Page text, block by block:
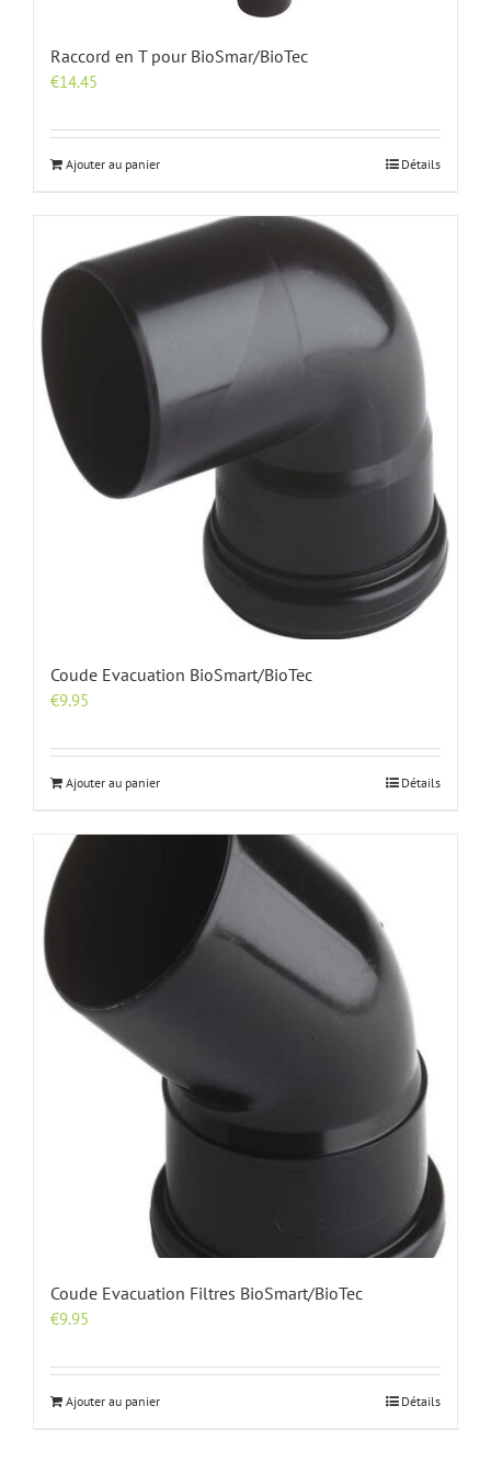
Raccord en T pour BioSmar/BioTec
€14.45
Ajouter au panier Détails
Coude Evacuation BioSmart/BioTec
€9.95
Ajouter au panier Détails
Coude Evacuation Filtres BioSmart/BioTec
€9.95
Ajouter au panier Détails